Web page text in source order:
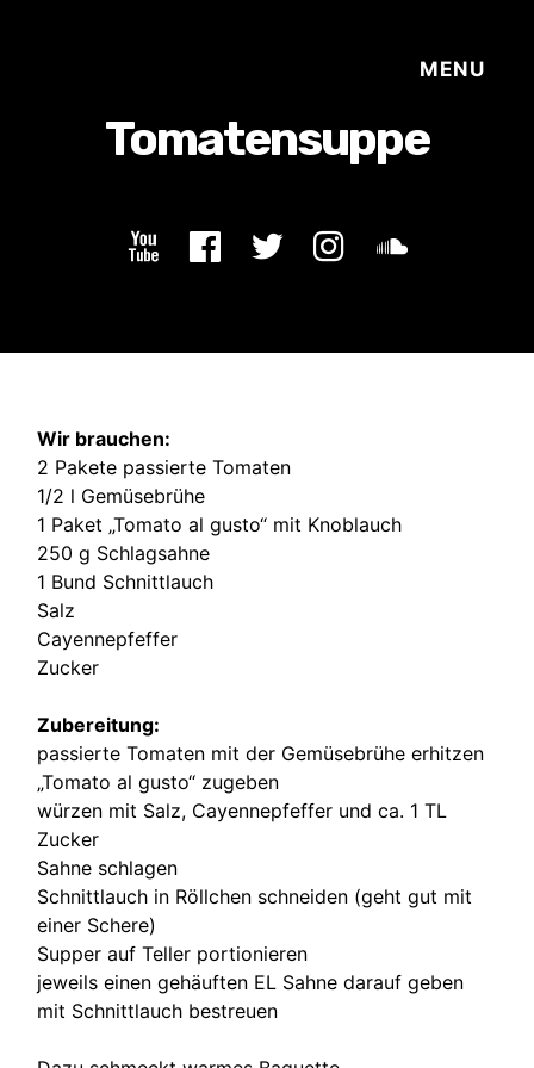
Wir brauchen:
2 Pakete passierte Tomaten
1/2 l Gemüsebrühe
1 Paket „Tomato al gusto“ mit Knoblauch
250 g Schlagsahne
1 Bund Schnittlauch
Salz
Cayennepfeffer
Zucker
Zubereitung:
passierte Tomaten mit der Gemüsebrühe erhitzen
„Tomato al gusto“ zugeben
würzen mit Salz, Cayennepfeffer und ca. 1 TL
Zucker
Sahne schlagen
Schnittlauch in Röllchen schneiden (geht gut mit
einer Schere)
Supper auf Teller portionieren
jeweils einen gehäuften EL Sahne darauf geben
mit Schnittlauch bestreuen